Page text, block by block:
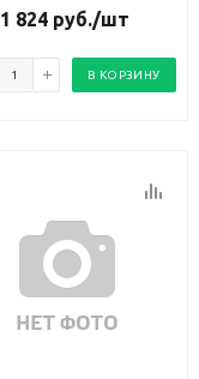
1 824 руб./шт
В КОРЗИНУ